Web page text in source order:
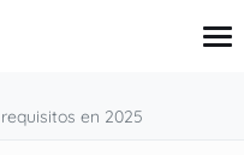
en 2025